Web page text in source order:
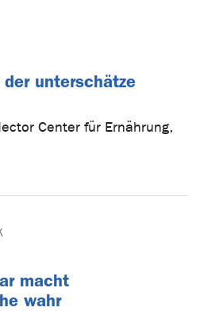
unterschätze
Center für Ernährung,
macht
wahr